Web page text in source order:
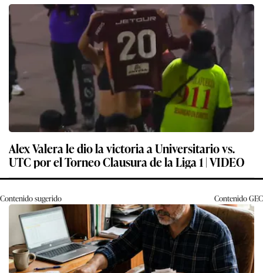
Alex Valera le dio la victoria a Universitario vs.
UTC por el Torneo Clausura de la Liga 1 | VIDEO
Contenido sugerido ContenidoGEC